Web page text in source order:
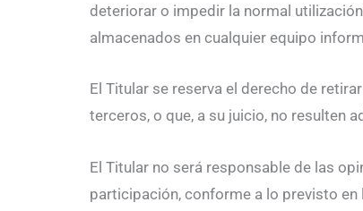
deteriorar o impedir la normal
almacenados en cualquier equipo
El Titular se reserva el derecho de
terceros, o que, a su juicio, no resulten
El Titular no será responsable de las
participación, conforme a lo previsto